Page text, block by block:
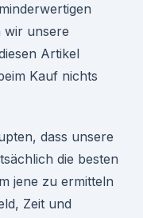
wir unsere
Artikel
Kauf nichts
dass unsere
die besten
jene zu ermitteln
Zeit und